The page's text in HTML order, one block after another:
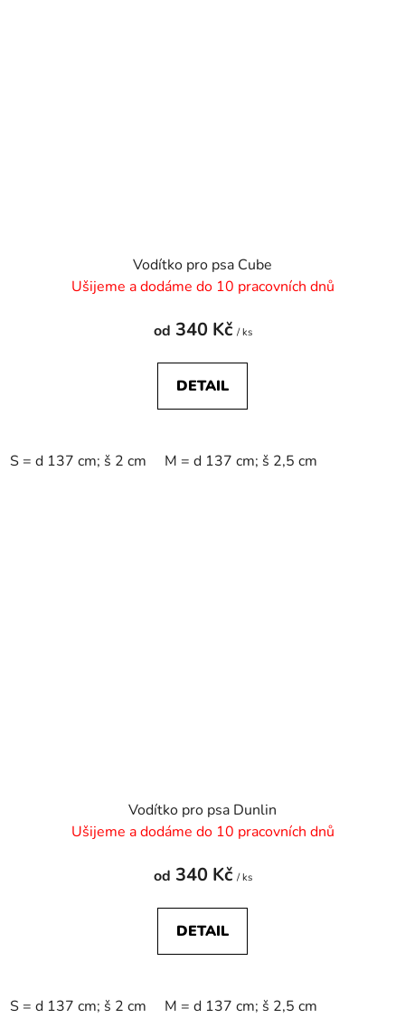
Vodítko pro psa Cube
Ušijeme a dodáme do 10 pracovních dnů
od 340 Kč / ks
DETAIL
S = d 137 cm; š 2 cm M = d 137 cm; š 2,5 cm
Vodítko pro psa Dunlin
Ušijeme a dodáme do 10 pracovních dnů
od 340 Kč / ks
DETAIL
S = d 137 cm; š 2 cm M = d 137 cm; š 2,5 cm